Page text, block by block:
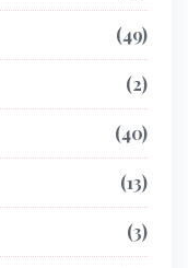
49
2
40
13
3